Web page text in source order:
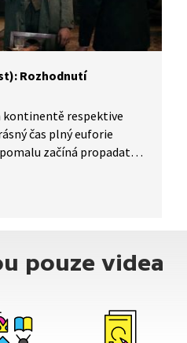
přece tak lákavá.
Rozhodnutí
kontinentě respektive
čas plný euforie
začíná propadat
pouze videa